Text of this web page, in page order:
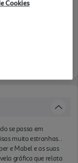
se passa em
muito estranhas. .
e Mabel e as suas
gráfica que relata
Cookies